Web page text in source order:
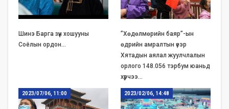
Шинэ Барга зүүн хошууны
Соёлын ордон…
”Хөдөлмөрийн баяр”-ын
өдрийн амралтын үеэр
Хятадын аялал жуулчлалын
орлого 148.056 тэрбум юаньд
хүрчээ…
2023/07/06, 11:00 2023/02/06, 14:48